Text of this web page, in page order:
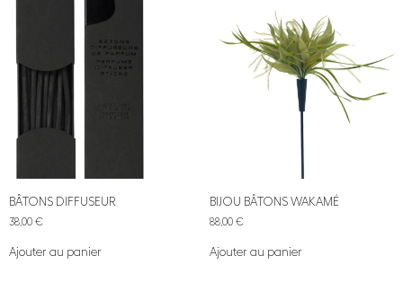
BÂTONS DIFFUSEUR
38,00 €
Ajouter au panier
BIJOU BÂTONS WAKAMÉ
88,00 €
Ajouter au panier